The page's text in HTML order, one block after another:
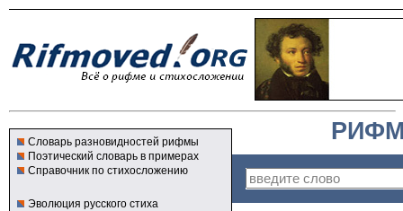
Словарь разновидностей рифмы
Поэтический словарь в примерах
Справочник по стихосложению
Эволюция русского стиха